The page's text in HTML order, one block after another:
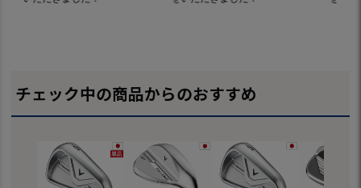
チェック中の商品からのおすすめ